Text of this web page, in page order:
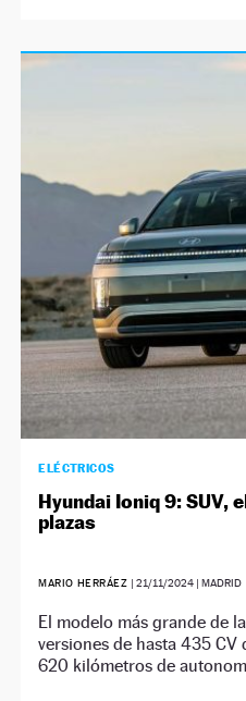
ELÉCTRICOS
Hyundai Ioniq 9: SUV,
plazas
MARIO HERRÁEZ |21/11/2024 | MADRID
El modelo más grande de
versiones de hasta 435 CV
620 kilómetros de